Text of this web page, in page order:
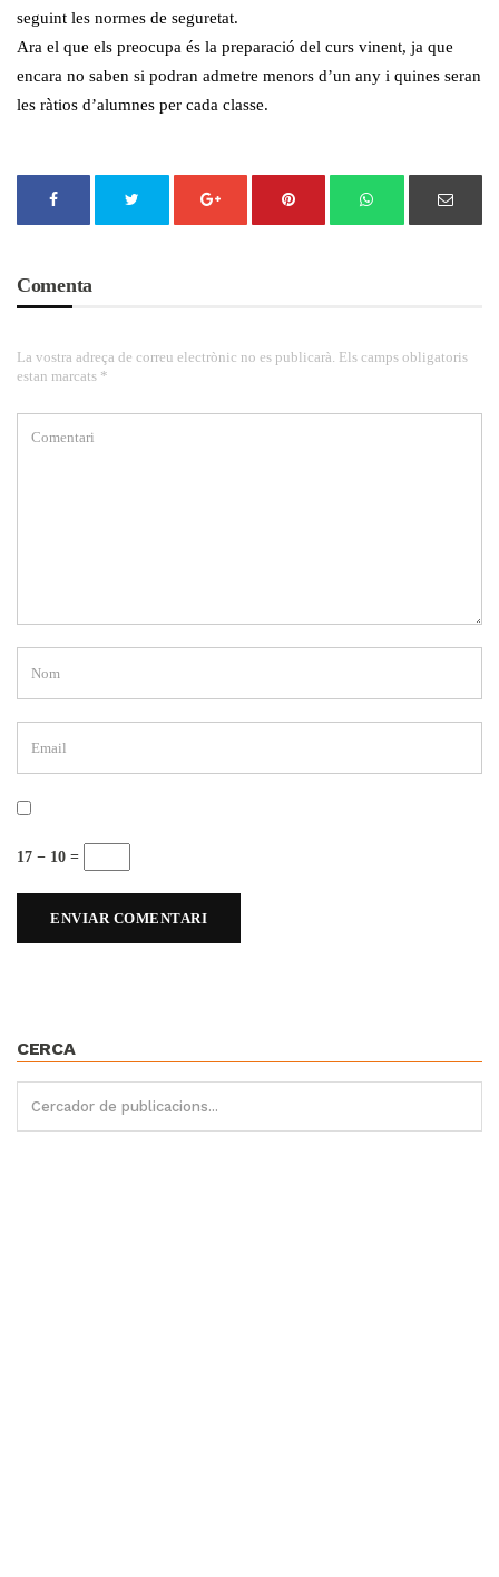
seguint les normes de seguretat.
Ara el que els preocupa és la preparació del curs vinent, ja que
encara no saben si podran admetre menors d’un any i quines seran
les ràtios d’alumnes per cada classe.
Comenta
La vostra adreça de correu electrònic no es publicarà. Els camps obligatoris
estan marcats *
17 − 10 =
CERCA